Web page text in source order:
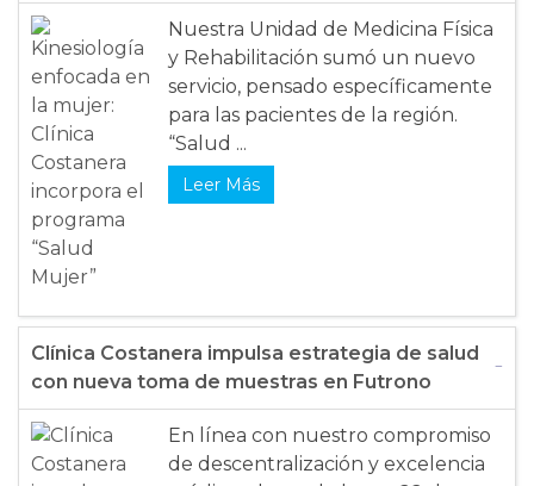
Nuestra Unidad de Medicina Física
y Rehabilitación sumó un nuevo
servicio, pensado específicamente
para las pacientes de la región.
“Salud ...
Leer Más
Clínica Costanera impulsa estrategia de salud
con nueva toma de muestras en Futrono
En línea con nuestro compromiso
de descentralización y excelencia